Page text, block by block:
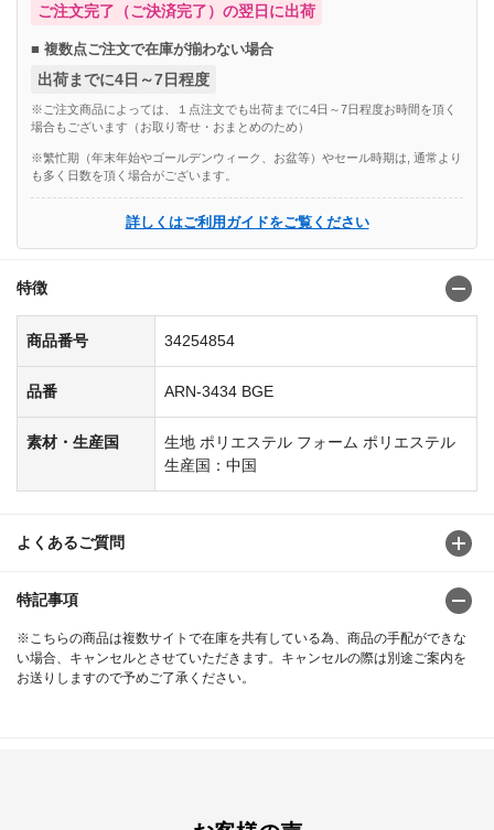
ご注文完了（ご決済完了）の翌日に出荷
■ 複数点ご注文で在庫が揃わない場合
出荷までに4日～7日程度
※ご注文商品によっては、１点注文でも出荷までに4日～7日程度お時間を頂く
場合もございます（お取り寄せ・おまとめのため）
※繁忙期（年末年始やゴールデンウィーク、お盆等）やセール時期は, 通常より
も多く日数を頂く場合がございます。
詳しくはご利用ガイドをご覧ください
特徴
商品番号 34254854
品番 ARN-3434 BGE
素材・生産国
生地 ポリエステル フォーム ポリエステル
生産国：中国
よくあるご質問
特記事項
※こちらの商品は複数サイトで在庫を共有している為、商品の手配ができな
い場合、キャンセルとさせていただきます。キャンセルの際は別途ご案内を
お送りしますので予めご了承ください。